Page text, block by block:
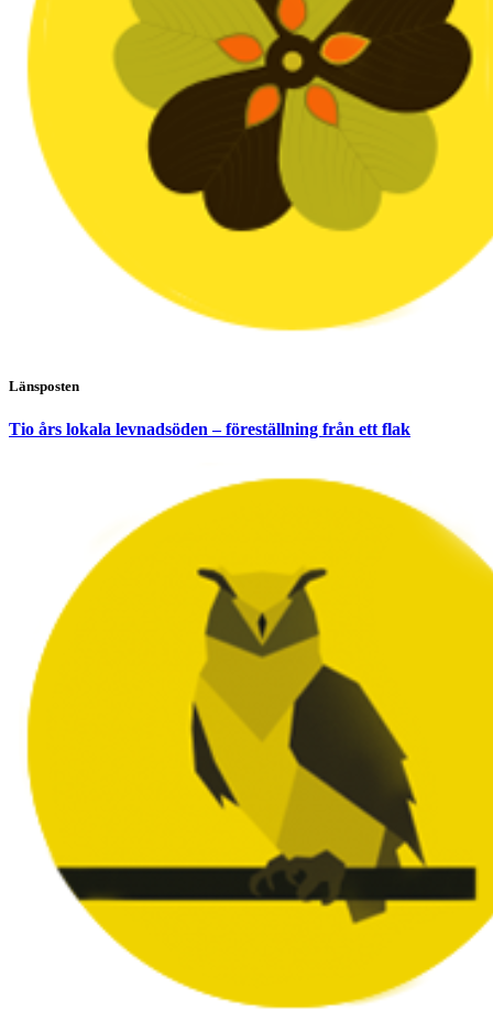
Länsposten
Tio års lokala levnadsöden – föreställning från ett flak